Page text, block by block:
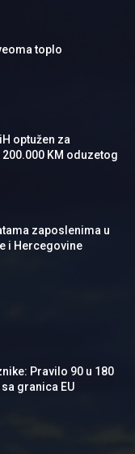
toplo
optužen za
KM oduzetog
zaposlenima u
i Hercegovine
Pravilo 90 u 180
granica EU